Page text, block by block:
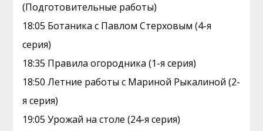
(Подготовительные работы)
18:05 Ботаника с Павлом Стерховым (4-я
серия)
18:35 Правила огородника (1-я серия)
18:50 Летние работы с Мариной Рыкалиной (2-
я серия)
19:05 Урожай на столе (24-я серия)